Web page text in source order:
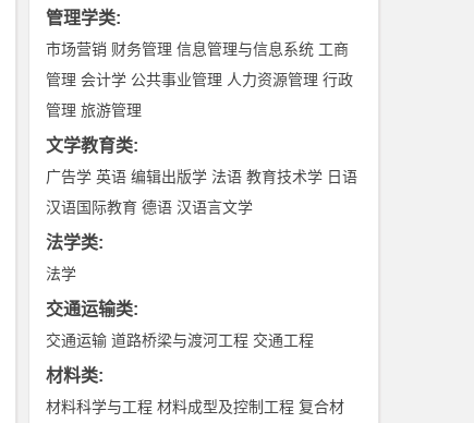
管理学类:
市场营销 财务管理 信息管理与信息系统 工商
管理 会计学 公共事业管理 人力资源管理 行政
管理 旅游管理
文学教育类:
广告学 英语 编辑出版学 法语 教育技术学 日语
汉语国际教育 德语 汉语言文学
法学类:
法学
交通运输类:
交通运输 道路桥梁与渡河工程 交通工程
材料类:
材料科学与工程 材料成型及控制工程 复合材